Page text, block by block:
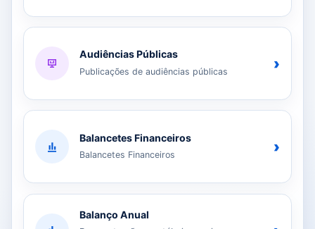
Audiências Públicas
Publicações de audiências públicas ›
Balancetes Financeiros
Balancetes Financeiros ›
Balanço Anual